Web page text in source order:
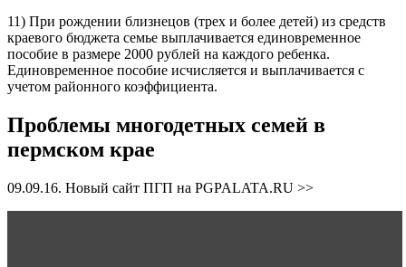
11) При рождении близнецов (трех и более детей) из средств
краевого бюджета семье выплачивается единовременное
пособие в размере 2000 рублей на каждого ребенка.
Единовременное пособие исчисляется и выплачивается с
учетом районного коэффициента.
Проблемы многодетных семей в
пермском крае
09.09.16. Новый сайт ПГП на PGPALATA.RU >>